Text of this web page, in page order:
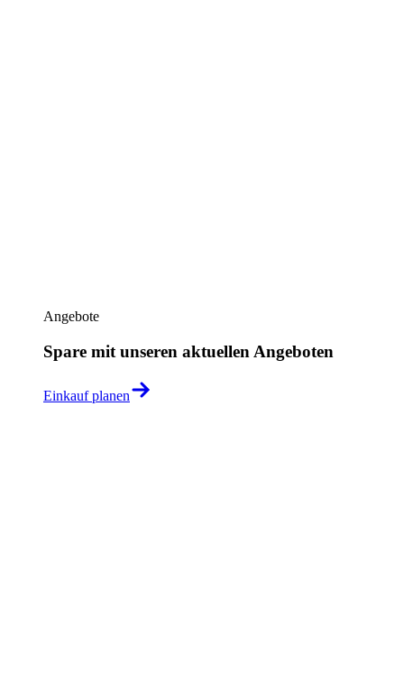
Angebote
Spare mit unseren aktuellen Angeboten
Einkauf planen